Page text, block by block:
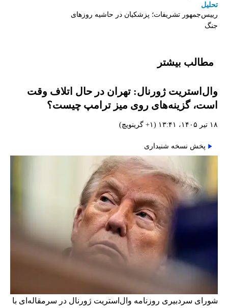
تحلیل
رییس‌جمهور تشریفات؛ پزشکیان در حاشیه روزهای
جنگ
مطالب بیشتر
وال‌استریت ژورنال: تهران در حال اتلاف وقت
است، گزینه‌های روی میز ترامپ چیست؟
۱۸ تیر ۱۴۰۵، ۱۳:۴۱ (‎+۱ گرینویچ)
پخش نسخه شنیداری
شورای سردبیری روزنامه وال‌استریت ژورنال در سرمقاله‌ای با